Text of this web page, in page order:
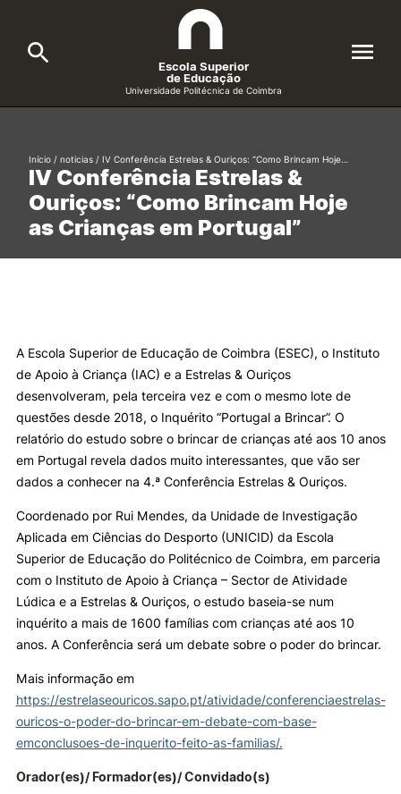
Cursos
Candidatos
Alunos
Knowledge Factory
Candidaturas
Elogio / Sugestão / Reclamação Contactos Denúncias
©2026 Instituto Politécnico de Coimbra. Todos os direitos reservados.
Escola Superior
de Educação
Universidade Politécnica de Coimbra
Search
Formative Offer General
IV Conferência Estrelas &
Ouriços: “Como Brincam Hoje
as Crianças em Portugal”
Início / noticias / IV Conferência Estrelas & Ouriços: “Como Brincam Hoje…
A Escola Superior de Educação de Coimbra (ESEC), o Instituto
de Apoio à Criança (IAC) e a Estrelas & Ouriços
desenvolveram, pela terceira vez e com o mesmo lote de
questões desde 2018, o Inquérito “Portugal a Brincar”. O
relatório do estudo sobre o brincar de crianças até aos 10 anos
em Portugal revela dados muito interessantes, que vão ser
dados a conhecer na 4.ª Conferência Estrelas & Ouriços.
Coordenado por Rui Mendes, da Unidade de Investigação
Aplicada em Ciências do Desporto (UNICID) da Escola
Superior de Educação do Politécnico de Coimbra, em parceria
com o Instituto de Apoio à Criança – Sector de Atividade
Lúdica e a Estrelas & Ouriços, o estudo baseia-se num
inquérito a mais de 1600 famílias com crianças até aos 10
anos. A Conferência será um debate sobre o poder do brincar.
Mais informação em
https://estrelaseouricos.sapo.pt/atividade/conferenciaestrelas-
ouricos-o-poder-do-brincar-em-debate-com-base-
emconclusoes-de-inquerito-feito-as-familias/.
Orador(es)/ Formador(es)/ Convidado(s)